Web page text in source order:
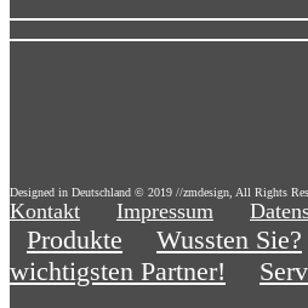
Designed in Deutschland © 2019 //zmdesign, All Rights
Kontakt Impressum
Produkte Wussten Sie?
wichtigsten Partner!